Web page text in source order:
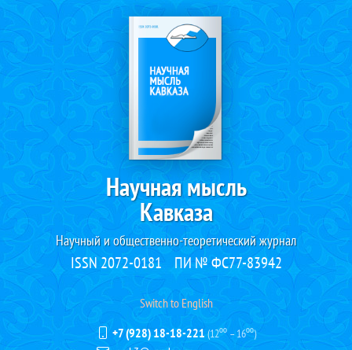
Научная мысль
Кавказа
Научный и общественно-теоретический журнал
ISSN 2072-0181 ПИ № ФС77-83942
Switch to English
+7 (928) 18-18-221(12⁰⁰ – 16⁰⁰)